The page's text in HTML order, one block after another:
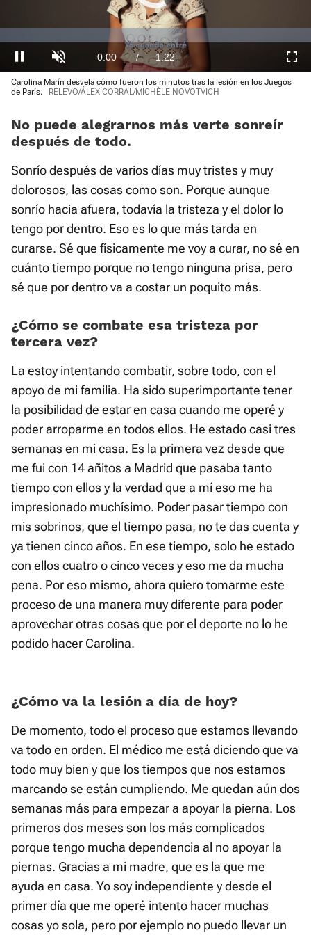
is
loading.
Pausa Unmute Current
Time
0:00 / Duration
1:22
:
0.00%
Carolina Marín desvela cómo fueron los minutos tras la lesión en los Juegos
de París.
RELEVO/ÁLEX CORRAL/MICHÈLE NOVOTVICH
No puede alegrarnos más verte sonreír
después de todo.
Sonrío después de varios días muy tristes y muy
dolorosos, las cosas como son. Porque aunque
sonrío hacia afuera, todavía la tristeza y el dolor lo
tengo por dentro. Eso es lo que más tarda en
curarse. Sé que físicamente me voy a curar, no sé en
cuánto tiempo porque no tengo ninguna prisa, pero
sé que por dentro va a costar un poquito más.
¿Cómo se combate esa tristeza por
tercera vez?
La estoy intentando combatir, sobre todo, con el
apoyo de mi familia. Ha sido superimportante tener
la posibilidad de estar en casa cuando me operé y
poder arroparme en todos ellos. He estado casi tres
semanas en mi casa. Es la primera vez desde que
me fui con 14 añitos a Madrid que pasaba tanto
tiempo con ellos y la verdad que a mí eso me ha
impresionado muchísimo. Poder pasar tiempo con
mis sobrinos, que el tiempo pasa, no te das cuenta y
ya tienen cinco años. En ese tiempo, solo he estado
con ellos cuatro o cinco veces y eso me da mucha
pena. Por eso mismo, ahora quiero tomarme este
proceso de una manera muy diferente para poder
aprovechar otras cosas que por el deporte no lo he
podido hacer Carolina.
¿Cómo va la lesión a día de hoy?
De momento, todo el proceso que estamos llevando
va todo en orden. El médico me está diciendo que va
todo muy bien y que los tiempos que nos estamos
marcando se están cumpliendo. Me quedan aún dos
semanas más para empezar a apoyar la pierna. Los
primeros dos meses son los más complicados
porque tengo mucha dependencia al no apoyar la
piernas. Gracias a mi madre, que es la que me
ayuda en casa. Yo soy independiente y desde el
primer día que me operé intento hacer muchas
cosas yo sola, pero por ejemplo no puedo llevar un